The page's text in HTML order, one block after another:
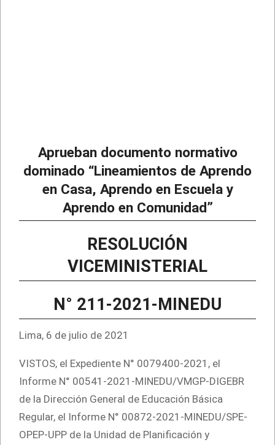
Aprueban documento normativo
dominado “Lineamientos de Aprendo
en Casa, Aprendo en Escuela y
Aprendo en Comunidad”
RESOLUCIÓN
VICEMINISTERIAL
N° 211-2021-MINEDU
Lima, 6 de julio de 2021
VISTOS, el Expediente N° 0079400-2021, el
Informe N° 00541-2021-MINEDU/VMGP-DIGEBR
de la Dirección General de Educación Básica
Regular, el Informe N° 00872-2021-MINEDU/SPE-
OPEP-UPP de la Unidad de Planificación y